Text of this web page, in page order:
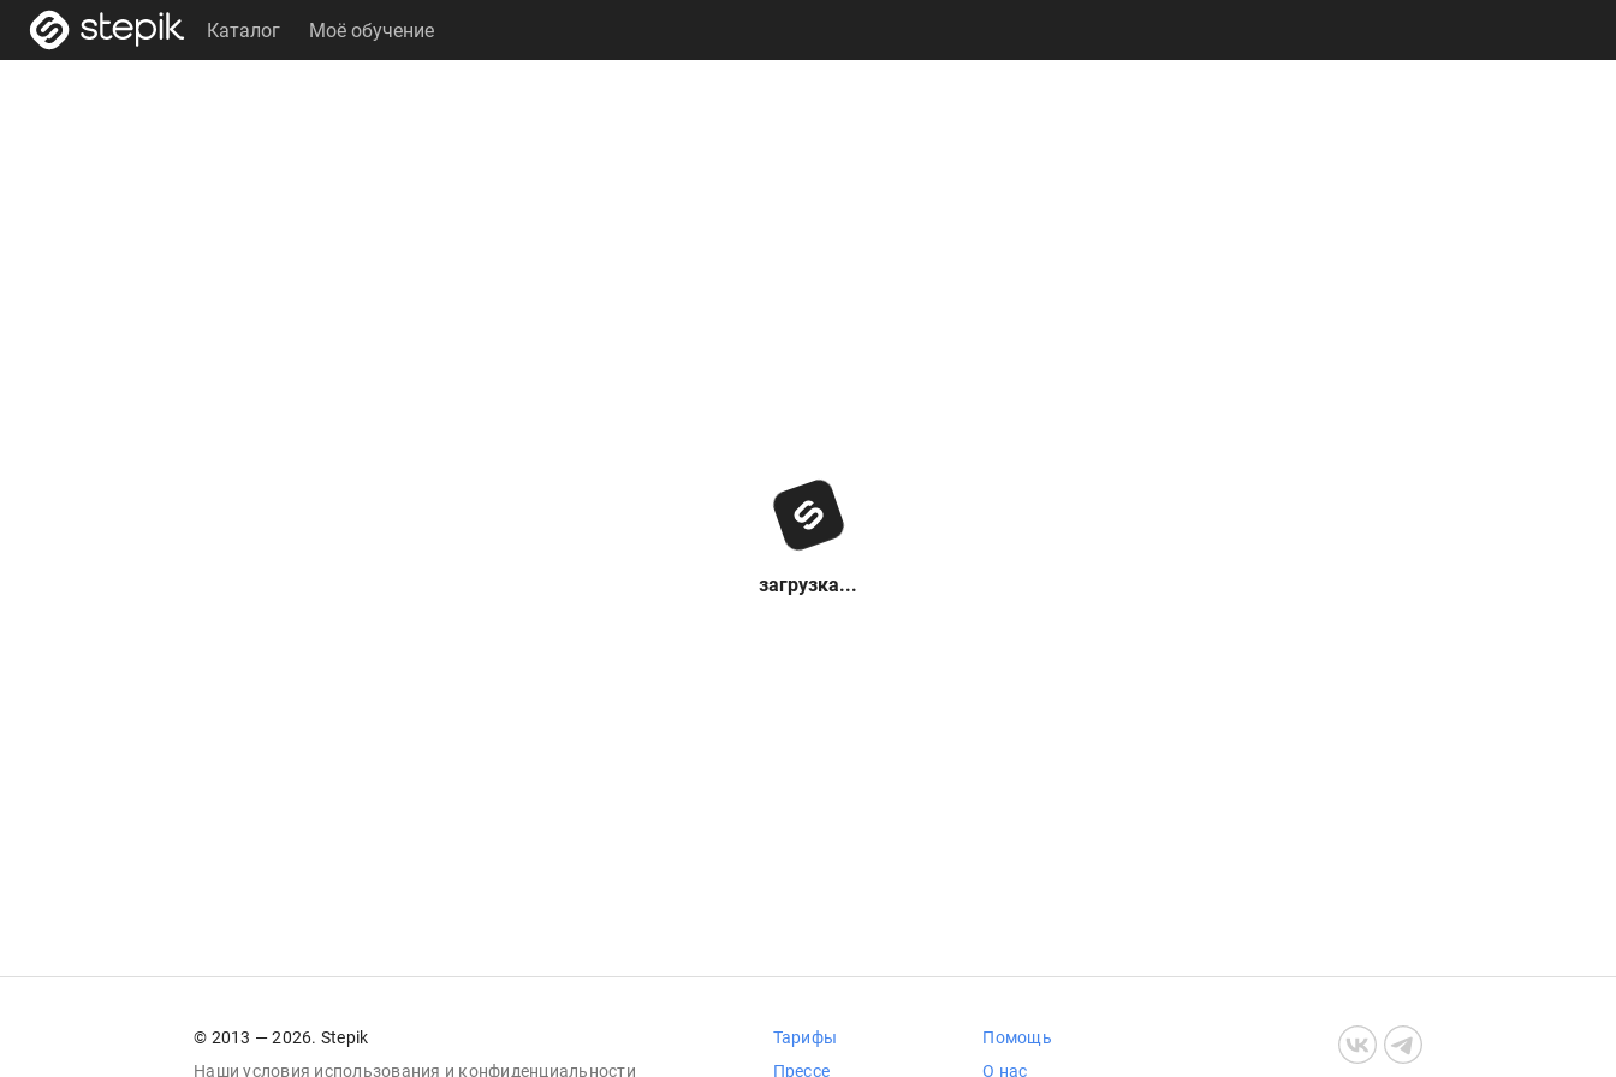
Каталог Моё обучение
загрузка...
© 2013 — 2026. Stepik
Наши условия использования и конфиденциальности
Тарифы
Прессе
Помощь
О нас